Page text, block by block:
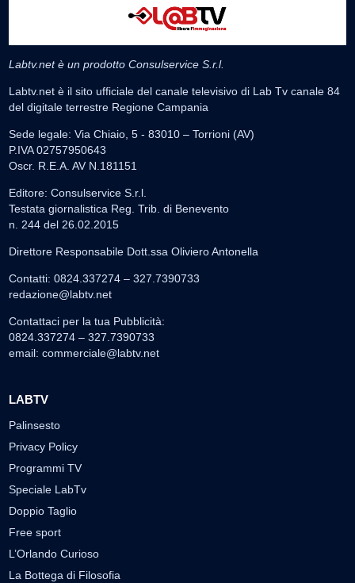
Labtv.net è un prodotto Consulservice S.r.l.
Labtv.net è il sito ufficiale del canale televisivo di Lab Tv canale 84
del digitale terrestre Regione Campania
Sede legale: Via Chiaio, 5 - 83010 – Torrioni (AV)
P.IVA 02757950643
Oscr. R.E.A. AV N.181151
Editore: Consulservice S.r.l.
Testata giornalistica Reg. Trib. di Benevento
n. 244 del 26.02.2015
Direttore Responsabile Dott.ssa Oliviero Antonella
Contatti: 0824.337274 – 327.7390733
redazione@labtv.net
Contattaci per la tua Pubblicità:
0824.337274 – 327.7390733
email: commerciale@labtv.net
LABTV
Palinsesto
Privacy Policy
Programmi TV
Speciale LabTv
Doppio Taglio
Free sport
L’Orlando Curioso
La Bottega di Filosofia